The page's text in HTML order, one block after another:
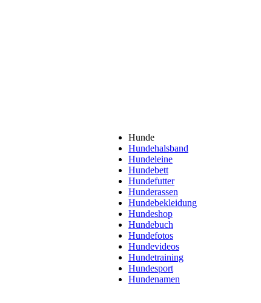
Hunde
Hundehalsband
Hundeleine
Hundebett
Hundefutter
Hunderassen
Hundebekleidung
Hundeshop
Hundebuch
Hundefotos
Hundevideos
Hundetraining
Hundesport
Hundenamen